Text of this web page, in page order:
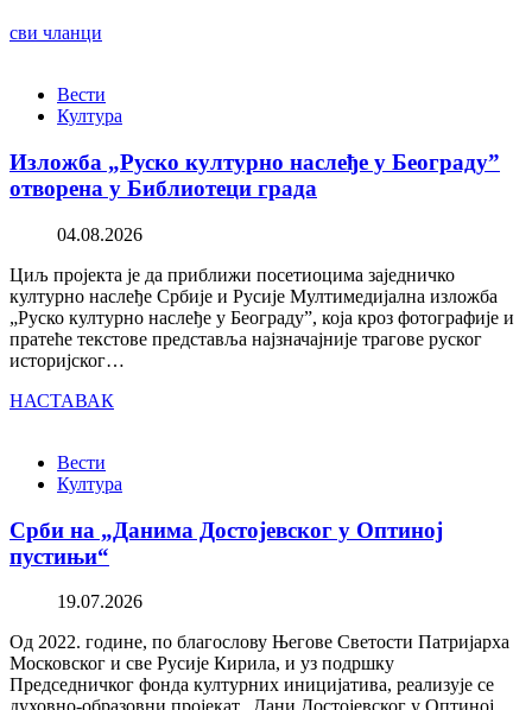
сви чланци
Вести
Култура
Изложба „Руско културно наслеђе у Београду”
отворена у Библиотеци града
04.08.2026
Циљ пројекта је да приближи посетиоцима заједничко
културно наслеђе Србије и Русије Мултимедијална изложба
„Руско културно наслеђе у Београду”, која кроз фотографије и
пратеће текстове представља најзначајније трагове руског
историјског…
НАСТАВАК
Вести
Култура
Срби на „Данима Достојевског у Оптиној
пустињи“
19.07.2026
Од 2022. године, по благослову Његове Светости Патријарха
Московског и све Русије Кирила, и уз подршку
Председничког фонда културних иницијатива, реализује се